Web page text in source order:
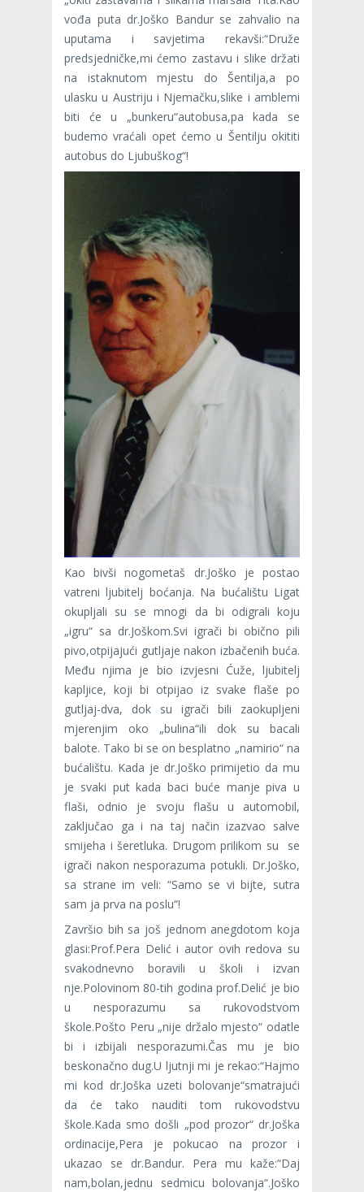
vođa puta dr.Joško Bandur se zahvalio na
uputama i savjetima rekavši:“Druže
predsjedničke,mi ćemo zastavu i slike držati
na istaknutom mjestu do Šentilja,a po
ulasku u Austriju i Njemačku,slike i amblemi
biti će u „bunkeru“autobusa,pa kada se
budemo vraćali opet ćemo u Šentilju okititi
autobus do Ljubuškog“!
Kao bivši nogometaš dr.Joško je postao
vatreni ljubitelj boćanja. Na bućalištu Ligat
okupljali su se mnogi da bi odigrali koju
„igru“ sa dr.Joškom.Svi igrači bi obično pili
pivo,otpijajući gutljaje nakon izbačenih buća.
Među njima je bio izvjesni Ćuže, ljubitelj
kapljice, koji bi otpijao iz svake flaše po
gutljaj-dva, dok su igrači bili zaokupljeni
mjerenjim oko „bulina“ili dok su bacali
balote. Tako bi se on besplatno „namirio“ na
bućalištu. Kada je dr.Joško primijetio da mu
je svaki put kada baci buće manje piva u
flaši, odnio je svoju flašu u automobil,
zaključao ga i na taj način izazvao salve
smijeha i šeretluka. Drugom prilikom su se
igrači nakon nesporazuma potukli. Dr.Joško,
sa strane im veli: “Samo se vi bijte, sutra
sam ja prva na poslu“!
Završio bih sa još jednom anegdotom koja
glasi:Prof.Pera Delić i autor ovih redova su
svakodnevno boravili u školi i izvan
nje.Polovinom 80-tih godina prof.Delić je bio
u nesporazumu sa rukovodstvom
škole.Pošto Peru „nije držalo mjesto“ odatle
bi i izbijali nesporazumi.Čas mu je bio
beskonačno dug.U ljutnji mi je rekao:“Hajmo
mi kod dr.Joška uzeti bolovanje“smatrajući
da će tako nauditi tom rukovodstvu
škole.Kada smo došli „pod prozor“ dr.Joška
ordinacije,Pera je pokucao na prozor i
ukazao se dr.Bandur. Pera mu kaže:“Daj
nam,bolan,jednu sedmicu bolovanja“.Joško